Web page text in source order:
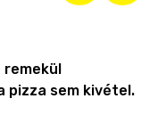
remekül
pizza sem kivétel.